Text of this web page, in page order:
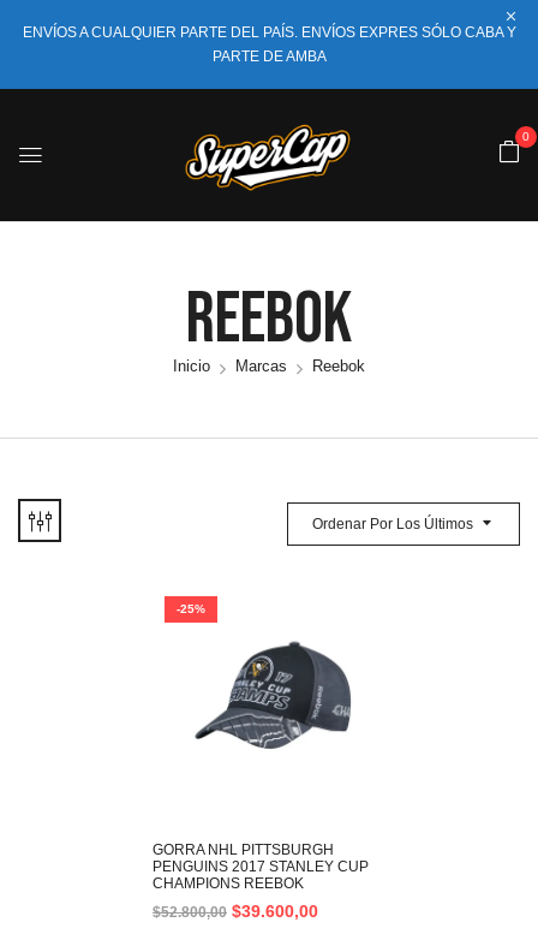
ENVÍOS A CUALQUIER PARTE DEL PAÍS. ENVÍOS EXPRES SÓLO CABA Y
PARTE DE AMBA
0
Reebok
Inicio Marcas Reebok
Ordenar Por Los Últimos
-25%
GORRA NHL PITTSBURGH
PENGUINS 2017 STANLEY CUP
CHAMPIONS REEBOK
$52.800,00 $39.600,00